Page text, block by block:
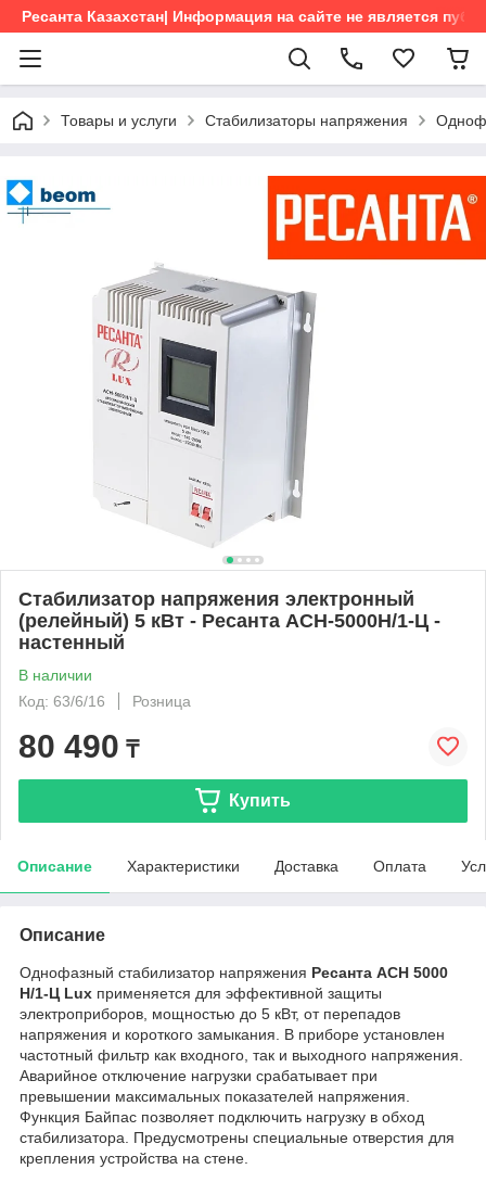
Ресанта Казахстан| Информация на сайте не является
Товары и услуги Стабилизаторы напряжения
Стабилизатор напряжения электронный
(релейный) 5 кВт - Ресанта ACH-5000Н/1-Ц -
настенный
В наличии
Код: 63/6/16
Розница
80 490 ₸
Купить
Описание Характеристики Доставка Оплата
Описание
Однофазный стабилизатор напряжения Ресанта АСН 5000
Н/1-Ц Lux применяется для эффективной защиты
электроприборов, мощностью до 5 кВт, от перепадов
напряжения и короткого замыкания. В приборе установлен
частотный фильтр как входного, так и выходного напряжения.
Аварийное отключение нагрузки срабатывает при
превышении максимальных показателей напряжения.
Функция Байпас позволяет подключить нагрузку в обход
стабилизатора. Предусмотрены специальные отверстия для
крепления устройства на стене.